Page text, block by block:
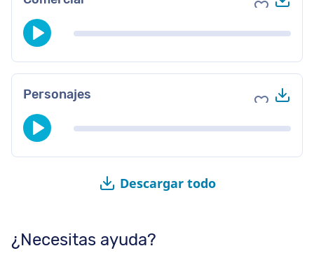
Agregar
Personajes Agregar
Descargar todo
¿Necesitas ayuda?